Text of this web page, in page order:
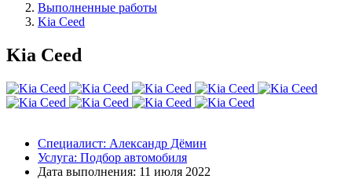
Выполненные работы
Kia Ceed
Kia Ceed
Специалист: Александр Дёмин
Услуга: Подбор автомобиля
Дата выполнения: 11 июля 2022